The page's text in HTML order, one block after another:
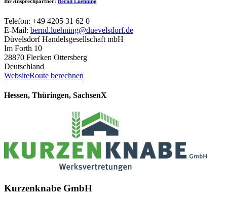
Telefon: +49 4205 31 62 0
E-Mail: bernd.luehning@duevelsdorf.de
Düvelsdorf Handelsgesellschaft mbH
Im Forth 10
28870 Flecken Ottersberg
Deutschland
WebsiteRoute berechnen
Hessen, Thüringen, SachsenX
Kurzenknabe GmbH